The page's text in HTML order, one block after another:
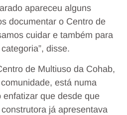
apareceu alguns
documentar o Centro de
cuidar e também para
disse.
de Multiuso da Cohab,
está numa
que desde que
já apresentava